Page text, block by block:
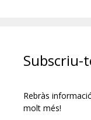
Subscriu-
Rebràs
molt més!